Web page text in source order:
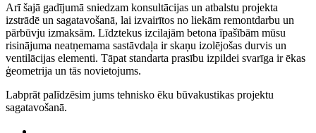
Arī šajā gadījumā sniedzam konsultācijas un atbalstu projekta
izstrādē un sagatavošanā, lai izvairītos no liekām remontdarbu un
pārbūvju izmaksām. Līdztekus izcilajām betona īpašībām mūsu
risinājuma neatņemama sastāvdaļa ir skaņu izolējošas durvis un
ventilācijas elementi. Tāpat standarta prasību izpildei svarīga ir ēkas
ģeometrija un tās novietojums.
Labprāt palīdzēsim jums tehnisko ēku būvakustikas projektu
sagatavošanā.